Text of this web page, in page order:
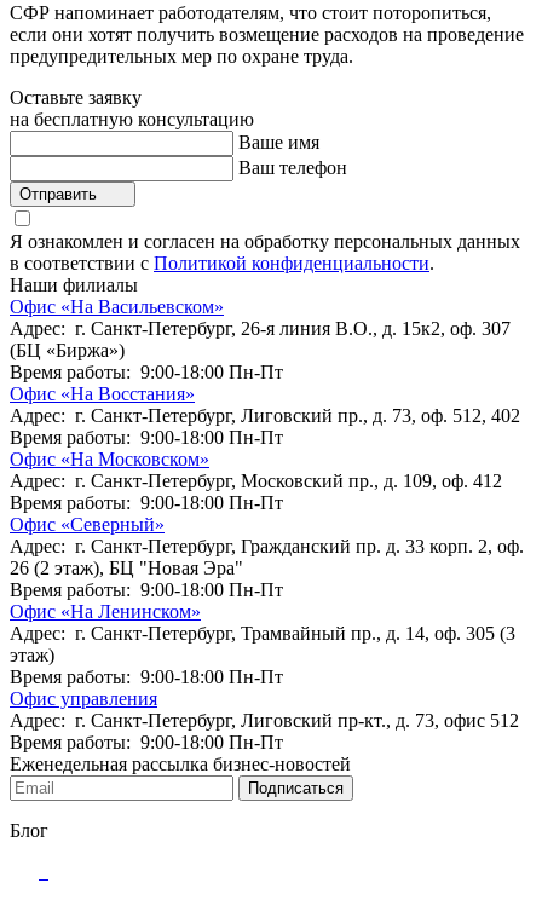
СФР напоминает работодателям, что стоит поторопиться,
если они хотят получить возмещение расходов на проведение
предупредительных мер по охране труда.
Оставьте заявку
на бесплатную консультацию
Ваше имя
Ваш телефон
Отправить
Я ознакомлен и согласен на обработку персональных данных
в соответствии с Политикой конфиденциальности.
Наши филиалы
Офис «На Васильевском»
Адрес: г. Санкт-Петербург, 26-я линия В.О., д. 15к2, оф. 307
(БЦ «Биржа»)
Время работы: 9:00-18:00 Пн-Пт
Офис «На Восстания»
Адрес: г. Санкт-Петербург, Лиговский пр., д. 73, оф. 512, 402
Время работы: 9:00-18:00 Пн-Пт
Офис «На Московском»
Адрес: г. Санкт-Петербург, Московский пр., д. 109, оф. 412
Время работы: 9:00-18:00 Пн-Пт
Офис «Северный»
Адрес: г. Санкт-Петербург, Гражданский пр. д. 33 корп. 2, оф.
26 (2 этаж), БЦ "Новая Эра"
Время работы: 9:00-18:00 Пн-Пт
Офис «На Ленинском»
Адрес: г. Санкт-Петербург, Трамвайный пр., д. 14, оф. 305 (3
этаж)
Время работы: 9:00-18:00 Пн-Пт
Офис управления
Адрес: г. Санкт-Петербург, Лиговский пр-кт., д. 73, офис 512
Время работы: 9:00-18:00 Пн-Пт
Еженедельная рассылка бизнес-новостей
Подписаться
Блог